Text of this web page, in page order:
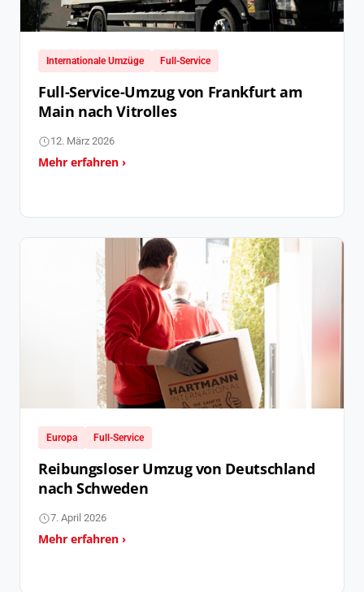
Internationale Umzüge Full-Service
Full-Service-Umzug von Frankfurt am
Main nach Vitrolles
12. März 2026
Mehr erfahren ›
Europa Full-Service
Reibungsloser Umzug von Deutschland
nach Schweden
7. April 2026
Mehr erfahren ›